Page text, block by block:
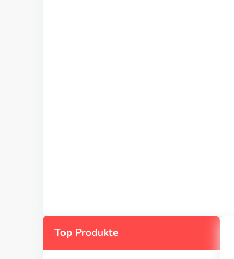
Top Produkte